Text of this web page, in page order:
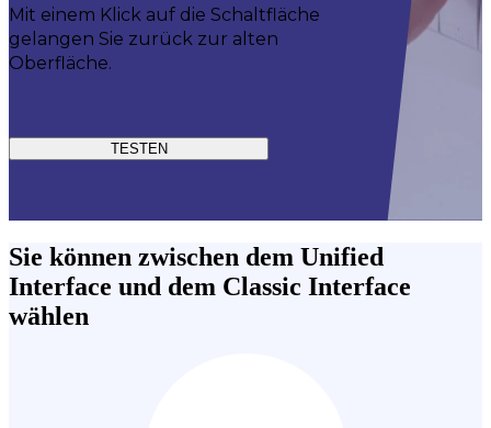
Mit einem Klick auf die Schaltfläche
gelangen Sie zurück zur alten
Oberfläche.
TESTEN
Sie können zwischen dem Unified
Interface und dem Classic Interface
wählen